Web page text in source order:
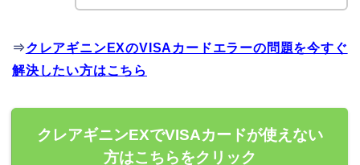
⇒クレアギニンEXのVISAカードエラーの問題を今すぐ
解決したい方はこちら
クレアギニンEXでVISAカードが使えない
方はこちらをクリック